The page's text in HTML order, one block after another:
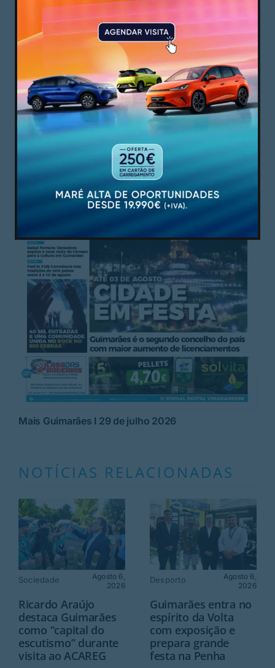
Mais Guimarães I 29 de julho 2026
NOTÍCIAS RELACIONADAS
Sociedade
Agosto 6,
2026
Ricardo Araújo
destaca Guimarães
como “capital do
escutismo” durante
visita ao ACAREG
Desporto
Agosto 6,
2026
Guimarães entra no
espírito da Volta
com exposição e
prepara grande
festa na Penha